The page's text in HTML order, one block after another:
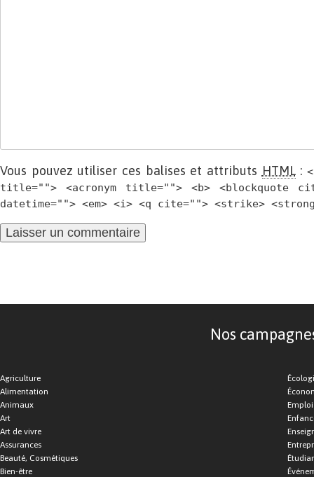
Vous pouvez utiliser ces balises et attributs HTML:
title=""> <acronym title=""> <b> <blockquote
datetime=""> <em> <i> <q cite=""> <strike>
Nos
Agriculture
Alimentation
Animaux
Art
Art de vivre
Assurances
Beauté, Cosmétiques
Bien-être
Emploi